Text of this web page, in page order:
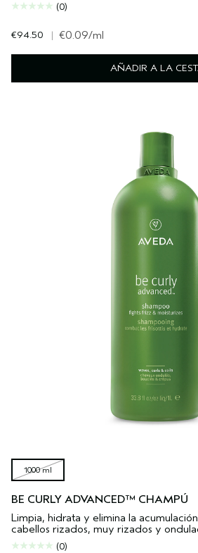
(0)
€94.50 | €0.09/ml
AÑADIR A LA
1000 ml
BE CURLY ADVANCED™ CHAMPÚ
Limpia, hidrata y elimina la
cabellos rizados, muy rizados y
(0)